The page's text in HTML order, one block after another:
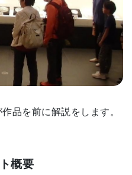
品を前に解説をします。
概要